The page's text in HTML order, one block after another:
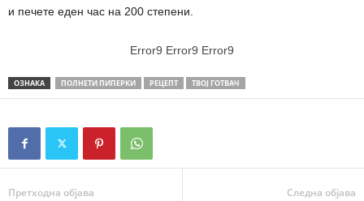
и печете еден час на 200 степени.
Error9 Error9 Error9
ОЗНАКА ПОЛНЕТИ ПИПЕРКИ РЕЦЕПТ ТВОЈ ГОТВАЧ
Претходна објава Следна објава